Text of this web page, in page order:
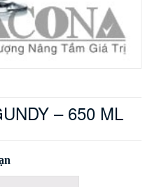
– 650 ML